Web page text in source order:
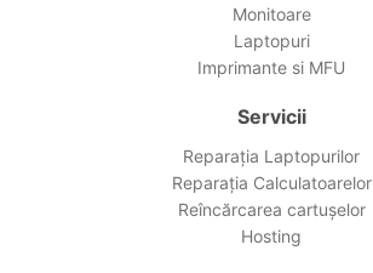
Monitoare
Laptopuri
Imprimante si MFU
Servicii
Reparația Laptopurilor
Reparația Calculatoarelor
Reîncărcarea cartușelor
Hosting